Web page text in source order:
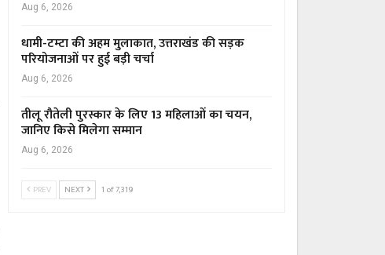
Aug 6, 2026
धामी-टम्टा की अहम मुलाकात, उत्तराखंड की सड़क
परियोजनाओं पर हुई बड़ी चर्चा
Aug 6, 2026
तीलू रौतेली पुरस्कार के लिए 13 महिलाओं का चयन,
जानिए किसे मिलेगा सम्मान
Aug 6, 2026
PREV NEXT 1 of 7,319